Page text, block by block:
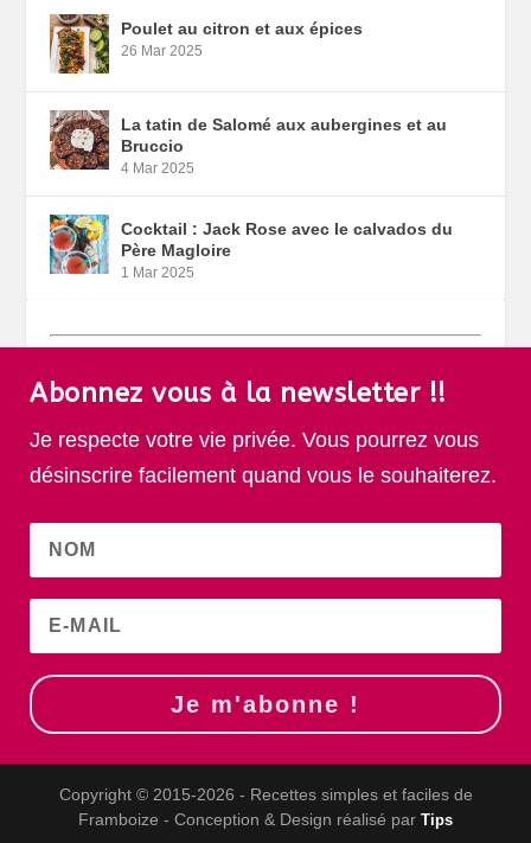
Poulet au citron et aux épices
26 Mar 2025
La tatin de Salomé aux aubergines et au
Bruccio
4 Mar 2025
Cocktail : Jack Rose avec le calvados du
Père Magloire
1 Mar 2025
Abonnez vous à la newsletter !!
Je respecte votre vie privée. Vous pourrez vous
désinscrire facilement quand vous le souhaiterez.
Je m'abonne !
Copyright © 2015-2026 - Recettes simples et faciles de
Framboize - Conception & Design réalisé par Tips